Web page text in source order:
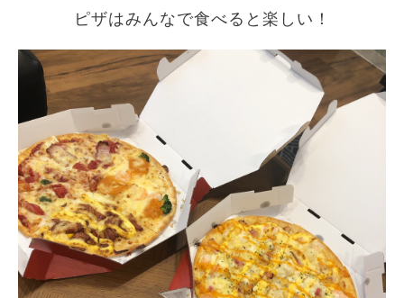
ピザはみんなで食べると楽しい！